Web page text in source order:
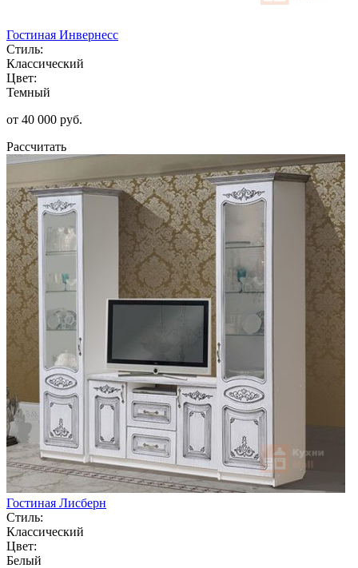
Гостиная Инвернесс
Стиль:
Классический
Цвет:
Темный
от 40 000 руб.
Рассчитать
Гостиная Лисберн
Стиль:
Классический
Цвет:
Белый